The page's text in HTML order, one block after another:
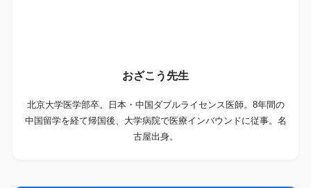
おざこう先生
北京大学医学部卒。日本・中国ダブルライセンス医師。8年間の
中国留学を経て帰国後、大学病院で医療インバウンドに従事。名
古屋出身。